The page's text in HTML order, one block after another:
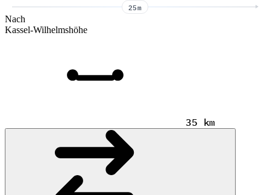
25m
Nach
Kassel-Wilhelmshöhe
35 km